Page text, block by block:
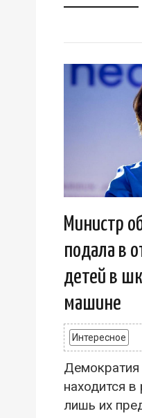
Министр
подала в
детей в
машине
Интересное
Демократия
находится
лишь их